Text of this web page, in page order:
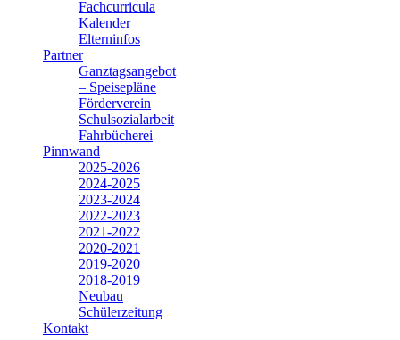
Fachcurricula
Kalender
Elterninfos
Partner
Ganztagsangebot
– Speisepläne
Förderverein
Schulsozialarbeit
Fahrbücherei
Pinnwand
2025-2026
2024-2025
2023-2024
2022-2023
2021-2022
2020-2021
2019-2020
2018-2019
Neubau
Schülerzeitung
Kontakt